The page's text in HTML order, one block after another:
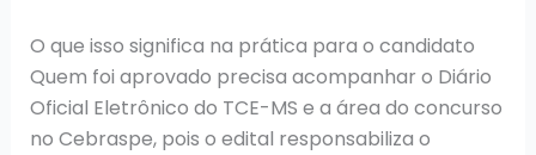
O que isso significa na prática para o candidato
Quem foi aprovado precisa acompanhar o Diário
Oficial Eletrônico do TCE-MS e a área do concurso
no Cebraspe, pois o edital responsabiliza o